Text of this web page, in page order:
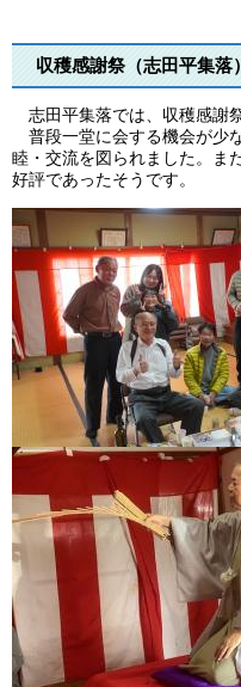
収穫感謝祭（志田平集落）
志田平集落では、収穫感謝
普段一堂に会する機会が少
睦・交流を図られました。ま
好評であったそうです。